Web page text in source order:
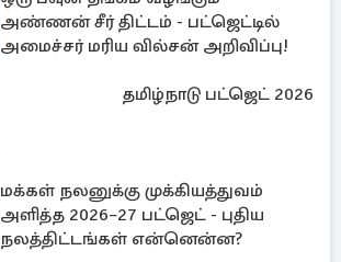
அண்ணன் சீர் திட்டம் - பட்ஜெட்டில்
அமைச்சர் மரிய வில்சன் அறிவிப்பு!
தமிழ்நாடு பட்ஜெட் 2026
மக்கள் நலனுக்கு முக்கியத்துவம்
அளித்த 2026–27 பட்ஜெட் - புதிய
நலத்திட்டங்கள் என்னென்ன?